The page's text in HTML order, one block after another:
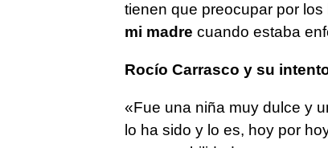
tienen que preocupar por
mi madre cuando estaba
Rocío Carrasco y su
«Fue una niña muy dulce y
lo ha sido y lo es, hoy por